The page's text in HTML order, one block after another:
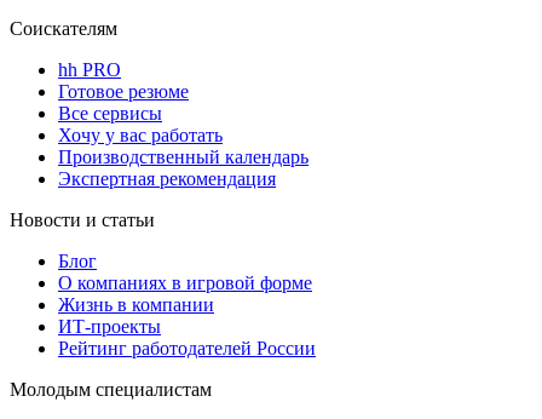
Соискателям
hh PRO
Готовое резюме
Все сервисы
Хочу у вас работать
Производственный календарь
Экспертная рекомендация
Новости и статьи
Блог
О компаниях в игровой форме
Жизнь в компании
ИТ-проекты
Рейтинг работодателей России
Молодым специалистам